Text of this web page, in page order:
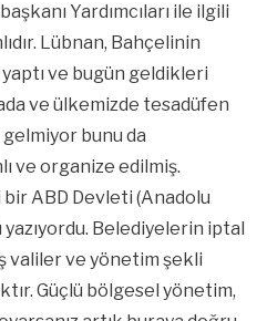
Yardımcıları ile ilgili
Lübnan, Bahçelinin
ve bugün geldikleri
ve ülkemizde tesadüfen
bunu da
ve organize edilmiş.
ABD Devleti (Anadolu
Belediyelerin iptal
valiler ve yönetim şekli
Güçlü bölgesel yönetim,